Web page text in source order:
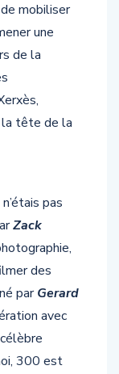
mobiliser
une
de la
la tête de la
pas
Zack
des
parGerard
avec
300 est